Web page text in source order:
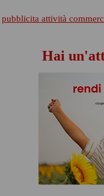
pubblicita attività
Hai